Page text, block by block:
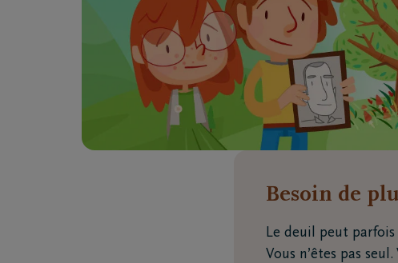
Donner des conseils à une
toujours à ce qu’elle
incomprise dans sa
Besoin de
Le deuil peut
Vous n’êtes pas